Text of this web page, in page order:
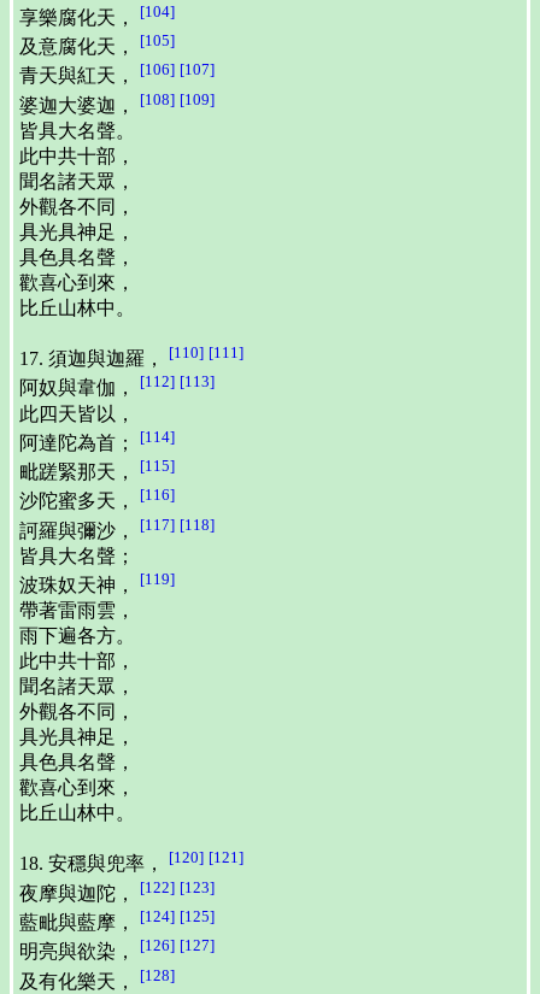
享樂腐化天，
[104]
及意腐化天， [105]
青天與紅天， [106] [107]
婆迦大婆迦， [108] [109]
皆具大名聲。
此中共十部，
聞名諸天眾，
外觀各不同，
具光具神足，
具色具名聲，
歡喜心到來，
比丘山林中。
17. 須迦與迦羅， [110] [111]
阿奴與韋伽， [112] [113]
此四天皆以，
阿達陀為首；
[114]
毗蹉緊那天， [115]
沙陀蜜多天， [116]
訶羅與彌沙， [117] [118]
皆具大名聲；
波珠奴天神，
[119]
帶著雷雨雲，
雨下遍各方。
此中共十部，
聞名諸天眾，
外觀各不同，
具光具神足，
具色具名聲，
歡喜心到來，
比丘山林中。
18. 安穩與兜率， [120] [121]
夜摩與迦陀， [122] [123]
藍毗與藍摩， [124] [125]
明亮與欲染， [126] [127]
及有化樂天， [128]